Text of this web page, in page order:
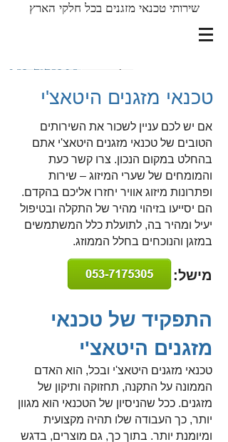
שירותי טכנאי מזגנים בכל חלקי הארץ
053-7175305 מישל אברהם
טכנאי מזגנים היטאצ'י
אם יש לכם עניין לשכור את השירותים
הטובים של טכנאי מזגנים היטאצ'י אתם
בהחלט במקום הנכון. צרו קשר כעת
והמומחים של שערי המיזוג – שירות
ופתרונות מיזוג אוויר יחזרו אליכם בהקדם.
הם יסייעו בזיהוי מהיר של התקלה ובטיפול
יעיל ומהיר בה, לתועלת כלל המשתמשים
במזגן והנוכחים בחלל הממוזג.
מישל:
התפקיד של טכנאי
מזגנים היטאצ'י
טכנאי מזגנים היטאצ'י ובכל, הוא האדם
הממונה על התקנה, תחזוקה ותיקון של
מזגנים. ככל שהניסיון של הטכנאי הוא מגוון
יותר, כך העבודה שלו תהיה מקצועית
ומיומנת יותר. בתוך כך, גם מוצרים, בדגש